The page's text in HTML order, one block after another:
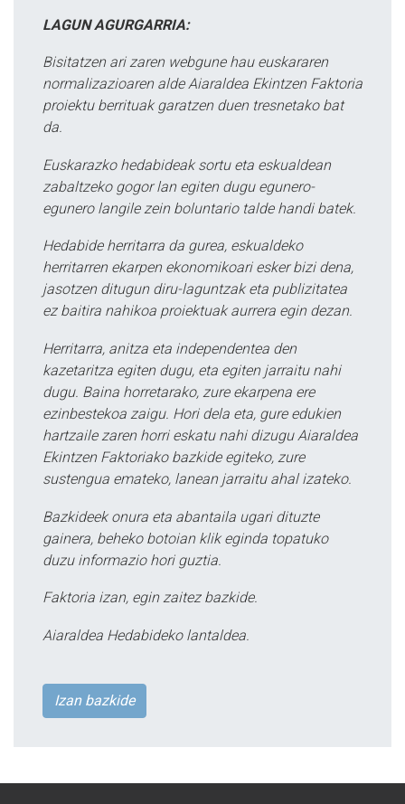
LAGUN AGURGARRIA:
Bisitatzen ari zaren webgune hau euskararen
normalizazioaren alde Aiaraldea Ekintzen Faktoria
proiektu berrituak garatzen duen tresnetako bat
da.
Euskarazko hedabideak sortu eta eskualdean
zabaltzeko gogor lan egiten dugu egunero-
egunero langile zein boluntario talde handi batek.
Hedabide herritarra da gurea, eskualdeko
herritarren ekarpen ekonomikoari esker bizi dena,
jasotzen ditugun diru-laguntzak eta publizitatea
ez baitira nahikoa proiektuak aurrera egin dezan.
Herritarra, anitza eta independentea den
kazetaritza egiten dugu, eta egiten jarraitu nahi
dugu. Baina horretarako, zure ekarpena ere
ezinbestekoa zaigu. Hori dela eta, gure edukien
hartzaile zaren horri eskatu nahi dizugu Aiaraldea
Ekintzen Faktoriako bazkide egiteko, zure
sustengua emateko, lanean jarraitu ahal izateko.
Bazkideek onura eta abantaila ugari dituzte
gainera, beheko botoian klik eginda topatuko
duzu informazio hori guztia.
Faktoria izan, egin zaitez bazkide.
Aiaraldea Hedabideko lantaldea.
Izan bazkide